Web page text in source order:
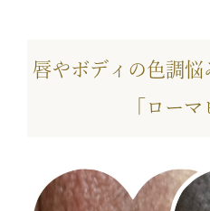
唇やボディの色調悩
「ローマ